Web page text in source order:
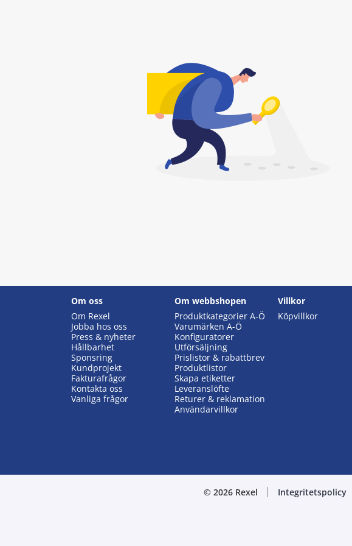
Om oss
Om Rexel
Jobba hos oss
Press & nyheter
Hållbarhet
Sponsring
Kundprojekt
Fakturafrågor
Kontakta oss
Vanliga frågor
Om webbshopen
Produktkategorier A-Ö
Varumärken A-Ö
Konfiguratorer
Utförsäljning
Prislistor & rabattbrev
Produktlistor
Skapa etiketter
Leveranslöfte
Returer & reklamation
Användarvillkor
Villkor
Köpvillkor
© 2026 Rexel Integritetspolicy